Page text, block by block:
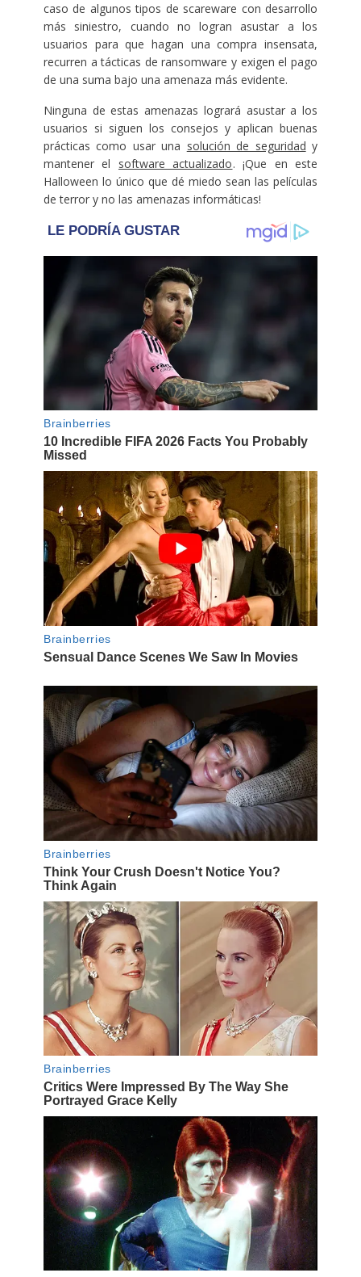
caso de algunos tipos de scareware con desarrollo
más siniestro, cuando no logran asustar a los
usuarios para que hagan una compra insensata,
recurren a tácticas de ransomware y exigen el pago
de una suma bajo una amenaza más evidente.
Ninguna de estas amenazas logrará asustar a los
usuarios si siguen los consejos y aplican buenas
prácticas como usar una solución de seguridad y
mantener el software actualizado. ¡Que en este
Halloween lo único que dé miedo sean las películas
de terror y no las amenazas informáticas!